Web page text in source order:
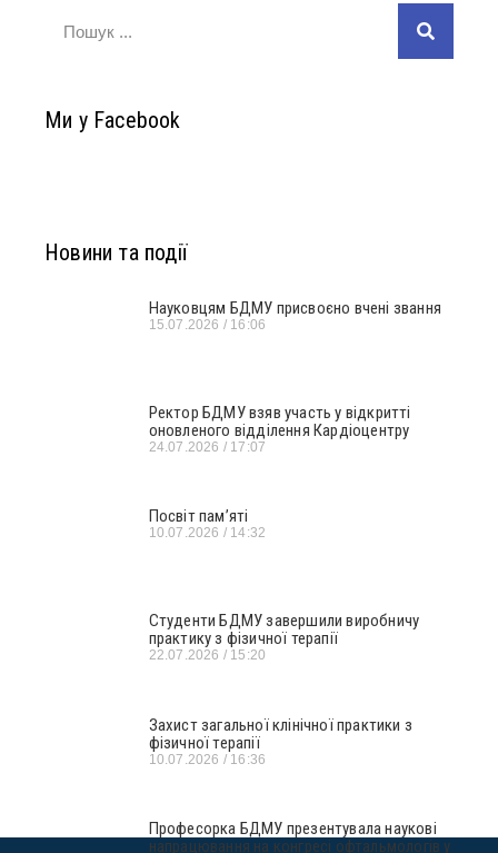
Ми у Facebook
Новини та події
Науковцям БДМУ присвоєно вчені звання
15.07.2026 16:06
Ректор БДМУ взяв участь у відкритті
оновленого відділення Кардіоцентру
24.07.2026 17:07
Посвіт пам’яті
10.07.2026 14:32
Студенти БДМУ завершили виробничу
практику з фізичної терапії
22.07.2026 15:20
Захист загальної клінічної практики з
фізичної терапії
10.07.2026 16:36
Професорка БДМУ презентувала наукові
напрацювання на конгресі офтальмологів у